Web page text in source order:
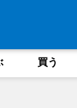
買う